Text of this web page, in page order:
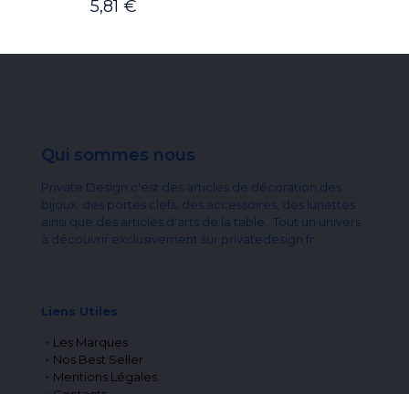
5,81€
Qui sommes nous
Private Design c'est des articles de décoration,des
bijoux, des portes clefs, des accessoires, des lunettes
ainsi que des articles d'arts de la table...Tout un univers
à découvrir exclusivement sur privatedesign.fr
Liens Utiles
Les Marques
Nos Best Seller
Mentions Légales